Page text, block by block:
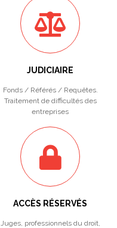
JUDICIAIRE
Fonds / Référés / Requêtes.
Traitement de difficultés des
entreprises
ACCÈS RÉSERVÉS
Juges, professionnels du droit,